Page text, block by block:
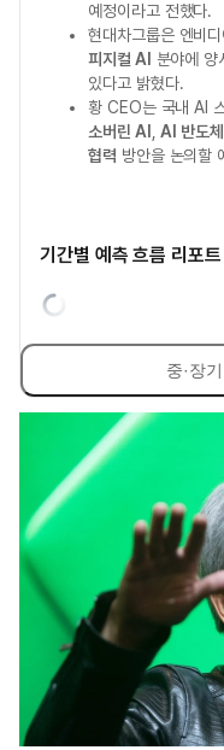
예정이라고 전했다.
현대차그룹은 엔비
피지컬 AI
분야에 양
있다고 밝혔다.
황 CEO는 국내 AI
소버린 AI
,AI 반도
협력 방안을 논의할
기간별 예측 흐름 리포트
중·장